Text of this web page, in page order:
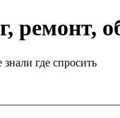
ремонт,
где спросить